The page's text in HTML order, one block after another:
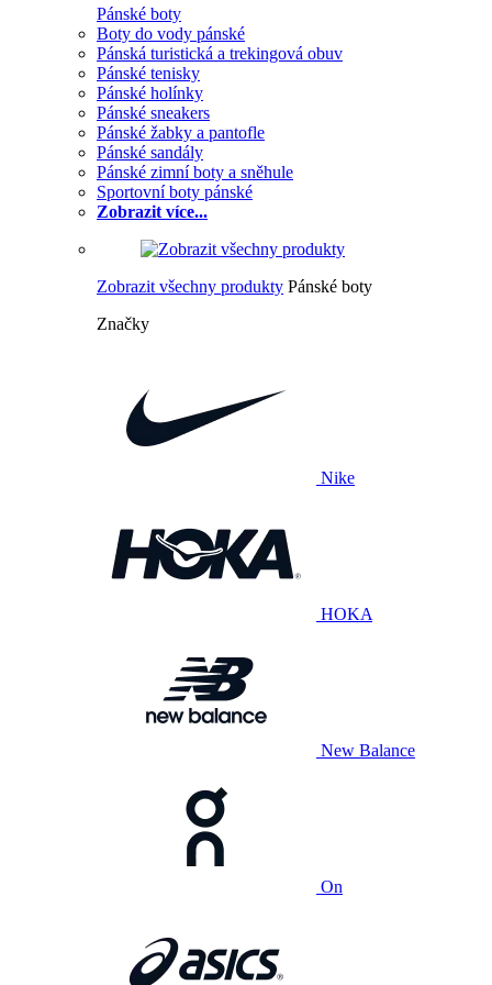
Pánské boty
Boty do vody pánské
Pánská turistická a trekingová obuv
Pánské tenisky
Pánské holínky
Pánské sneakers
Pánské žabky a pantofle
Pánské sandály
Pánské zimní boty a sněhule
Sportovní boty pánské
Zobrazit více...
Zobrazit všechny produkty Pánské boty
Značky
Nike
HOKA
New Balance
On